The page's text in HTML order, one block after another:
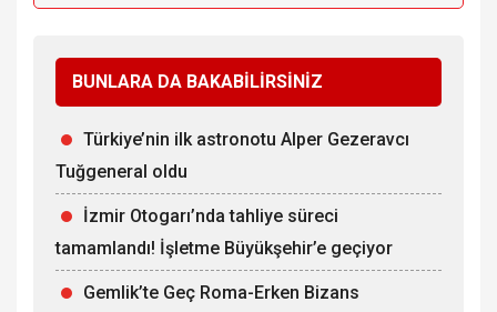
BUNLARA DA BAKABİLİRSİNİZ
Türkiye’nin ilk astronotu Alper Gezeravcı
Tuğgeneral oldu
İzmir Otogarı’nda tahliye süreci
tamamlandı! İşletme Büyükşehir’e geçiyor
Gemlik’te Geç Roma-Erken Bizans